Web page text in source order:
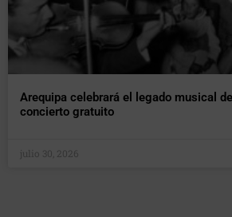
Arequipa celebrará el legado musical
concierto gratuito
julio 30, 2026